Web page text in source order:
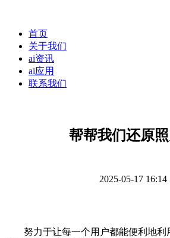
首页
关于我们
ai资讯
ai应用
联系我们
帮帮我们还原
2025-05-17 16:14
努力于让每一个用户都能便利地利